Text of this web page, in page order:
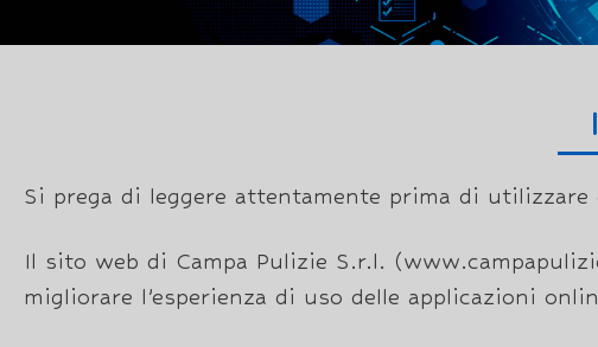
Si prega di leggere attentamente prima di utilizzare
Il sito web di Campa Pulizie S.r.l.
migliorare l’esperienza di uso delle applicazioni